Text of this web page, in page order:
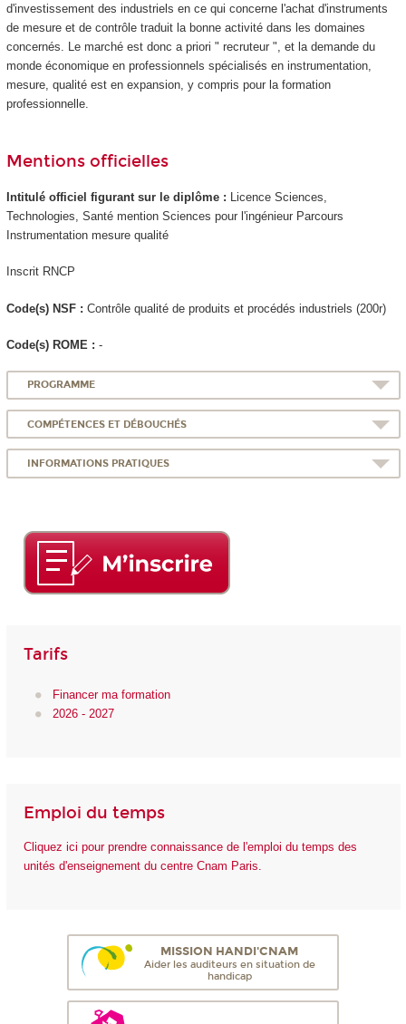
d'investissement des industriels en ce qui concerne l'achat d'instruments
de mesure et de contrôle traduit la bonne activité dans les domaines
concernés. Le marché est donc a priori " recruteur ", et la demande du
monde économique en professionnels spécialisés en instrumentation,
mesure, qualité est en expansion, y compris pour la formation
professionnelle.
Mentions officielles
Intitulé officiel figurant sur le diplôme : Licence Sciences,
Technologies, Santé mention Sciences pour l'ingénieur Parcours
Instrumentation mesure qualité
Inscrit RNCP
Code(s) NSF : Contrôle qualité de produits et procédés industriels (200r)
Code(s) ROME : -
PROGRAMME
COMPÉTENCES ET DÉBOUCHÉS
INFORMATIONS PRATIQUES
Tarifs
Financer ma formation
2026 - 2027
Emploi du temps
Cliquez ici pour prendre connaissance de l'emploi du temps des
unités d'enseignement du centre Cnam Paris.
MISSION HANDI'CNAM
Aider les auditeurs en situation de
handicap